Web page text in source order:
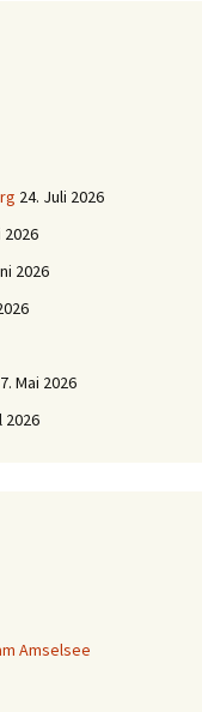
24. Juli 2026
2026
2026
Mai 2026
2026
Amselsee